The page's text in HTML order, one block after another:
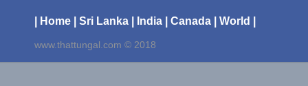
| Home | Sri Lanka | India | Canada | World |
www.thattungal.com © 2018